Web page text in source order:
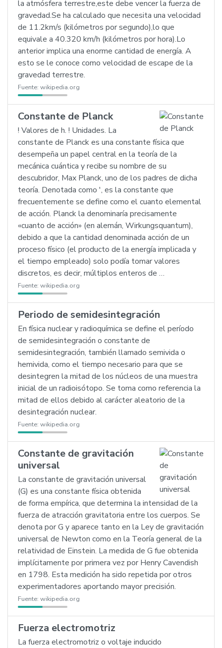
la atmósfera terrestre,este debe vencer la fuerza de
gravedad.Se ha calculado que necesita una velocidad
de 11.2km/s (kilómetros por segundo),lo que
equivale a 40.320 km/h (kilómetros por hora).Lo
anterior implica una enorme cantidad de energía. A
esto se le conoce como velocidad de escape de la
gravedad terrestre.
Fuente: wikipedia.org
Constante de Planck
! Valores de h. ! Unidades. La
constante de Planck es una constante física que
desempeña un papel central en la teoría de la
mecánica cuántica y recibe su nombre de su
descubridor, Max Planck, uno de los padres de dicha
teoría. Denotada como ', es la constante que
frecuentemente se define como el cuanto elemental
de acción. Planck la denominaría precisamente
«cuanto de acción» (en alemán, Wirkungsquantum),
debido a que la cantidad denominada acción de un
proceso físico (el producto de la energía implicada y
el tiempo empleado) solo podía tomar valores
discretos, es decir, múltiplos enteros de …
Fuente: wikipedia.org
Periodo de semidesintegración
En física nuclear y radioquímica se define el período
de semidesintegración o constante de
semidesintegración, también llamado semivida o
hemivida, como el tiempo necesario para que se
desintegren la mitad de los núcleos de una muestra
inicial de un radioisótopo. Se toma como referencia la
mitad de ellos debido al carácter aleatorio de la
desintegración nuclear.
Fuente: wikipedia.org
Constante de gravitación
universal
La constante de gravitación universal
(G) es una constante física obtenida
de forma empírica, que determina la intensidad de la
fuerza de atracción gravitatoria entre los cuerpos. Se
denota por G y aparece tanto en la Ley de gravitación
universal de Newton como en la Teoría general de la
relatividad de Einstein. La medida de G fue obtenida
implícitamente por primera vez por Henry Cavendish
en 1798. Esta medición ha sido repetida por otros
experimentadores aportando mayor precisión.
Fuente: wikipedia.org
Fuerza electromotriz
La fuerza electromotriz o voltaje inducido